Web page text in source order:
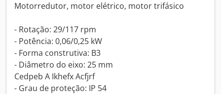
Motorredutor, motor elétrico, motor trifásico
- Rotação: 29/117 rpm
- Potência: 0,06/0,25 kW
- Forma construtiva: B3
- Diâmetro do eixo: 25 mm
Cedpeb A Ikhefx Acfjrf
- Grau de proteção: IP 54